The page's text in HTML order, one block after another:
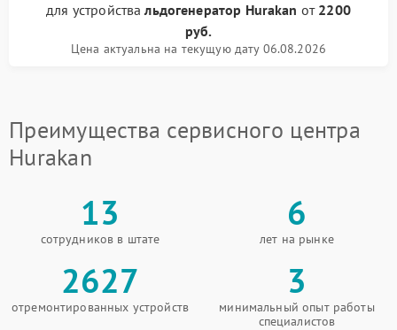
для устройствальдогенератор Hurakan от 2200
руб.
Цена актуальна на текущую дату 06.08.2026
Преимущества сервисного центра
Hurakan
13
сотрудников в штате
6
лет на рынке
2627
отремонтированных устройств
3
минимальный опыт работы
специалистов